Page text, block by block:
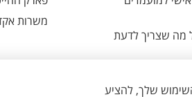
מה שצריך לדעת
משרות